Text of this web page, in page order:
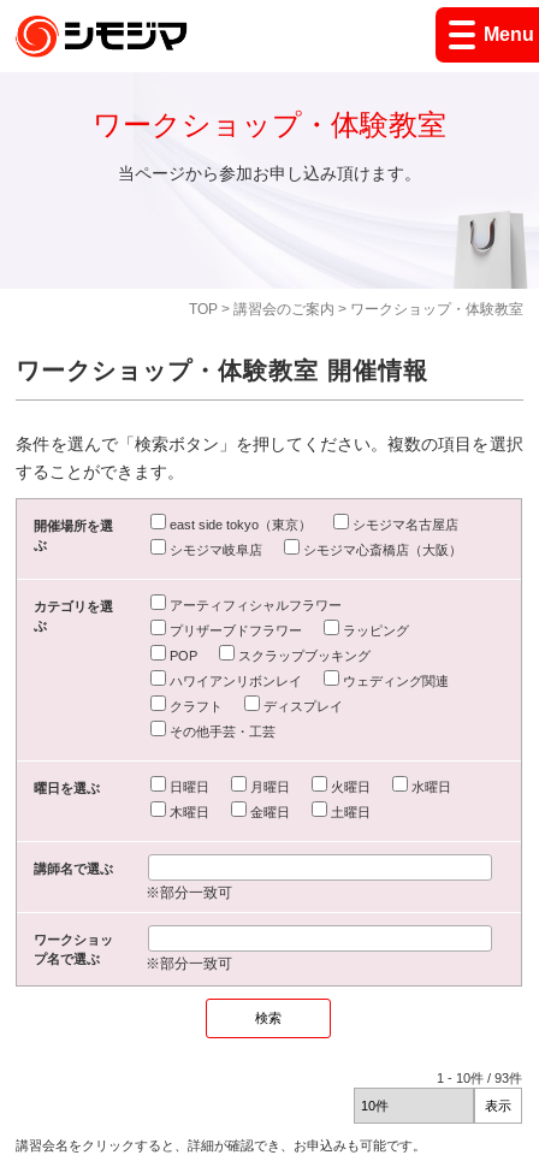
Menu
TOP> 講習会のご案内 > ワークショップ・体験教室
ワークショップ・体験教室
当ページから参加お申し込み頂けます。
ワークショップ・体験教室 開催情報
条件を選んで「検索ボタン」を押してください。複数の項目を選択
することができます。
開催場所を選
ぶ
east side tokyo（東京）
シモジマ名古屋店
シモジマ岐阜店
シモジマ心斎橋店（大阪）
カテゴリを選
ぶ
アーティフィシャルフラワー
プリザーブドフラワー
ラッピング
POP
スクラップブッキング
ハワイアンリボンレイ
ウェディング関連
クラフト
ディスプレイ
その他手芸・工芸
曜日を選ぶ 日曜日 月曜日 火曜日
水曜日
木曜日
金曜日 土曜日
講師名で選ぶ
※部分一致可
ワークショッ
プ名で選ぶ
※部分一致可
1 - 10件 /93件
講習会名をクリックすると、詳細が確認でき、お申込みも可能です。